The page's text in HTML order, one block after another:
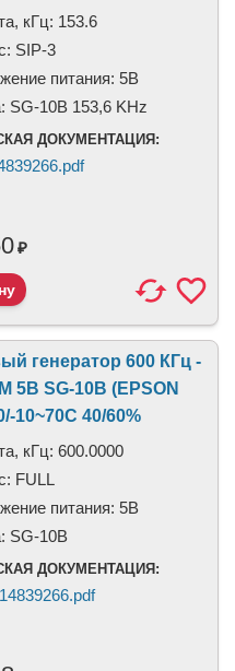
кГц: 153.6
SIP-3
питания: 5B
SG-10B 153,6 KHz
ДОКУМЕНТАЦИЯ:
₽
генератор 600 КГц -
5В SG-10B (EPSON
10~70C 40/60%
кГц: 600.0000
FULL
питания: 5B
SG-10B
ДОКУМЕНТАЦИЯ: